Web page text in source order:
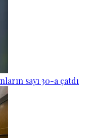
sayı 30-a çatdı